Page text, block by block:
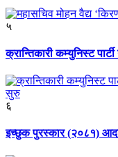
५
क्रान्तिकारी कम्युनिस्ट
६
इच्छुक पुरस्कार (२०८१)